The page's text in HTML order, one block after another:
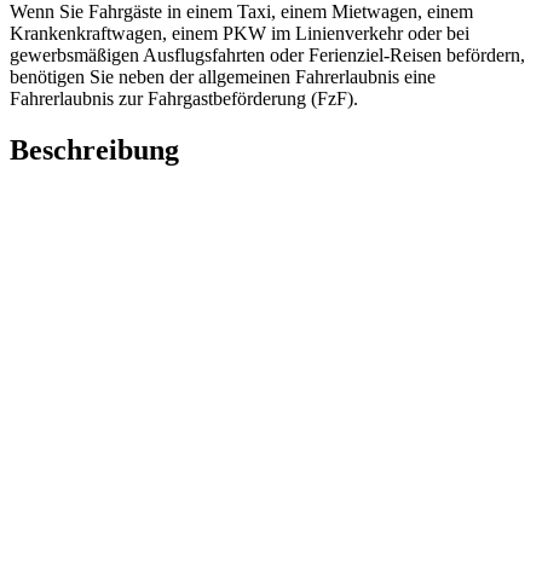
Wenn Sie Fahrgäste in einem Taxi, einem Mietwagen, einem
Krankenkraftwagen, einem PKW im Linienverkehr oder bei
gewerbsmäßigen Ausflugsfahrten oder Ferienziel-Reisen befördern,
benötigen Sie neben der allgemeinen Fahrerlaubnis eine
Fahrerlaubnis zur Fahrgastbeförderung (FzF).
Beschreibung